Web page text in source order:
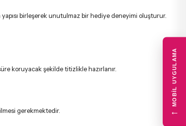
birleşerek unutulmaz bir hediye deneyimi oluşturur.
koruyacak şekilde titizlikle hazırlanır.
gerekmektedir.
MOBIL UYGULAMA
←